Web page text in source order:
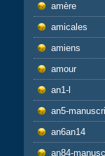
amère
amicales
amiens
amour
an1-l
an5-
an6an14
an84-